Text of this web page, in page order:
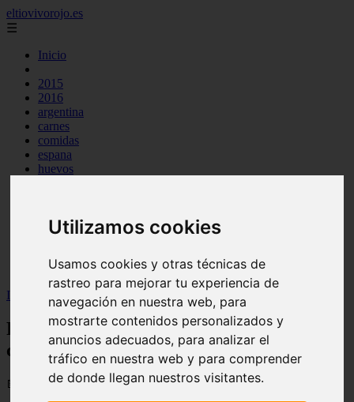
Utilizamos cookies
Usamos cookies y otras técnicas de
rastreo para mejorar tu experiencia de
navegación en nuestra web, para
mostrarte contenidos personalizados y
anuncios adecuados, para analizar el
tráfico en nuestra web y para comprender
de donde llegan nuestros visitantes.
eltiovivorojo.es
☰
Inicio
2015
2016
argentina
carnes
comidas
espana
huevos
producto
verduras
Inicio
Receta de judías blancas con oreja y chorizo
Receta de judías blancas con oreja y
chorizo
📅 22/05/2025